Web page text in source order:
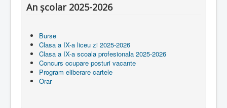
An școlar 2025-2026
Burse
Clasa a IX-a liceu zi 2025-2026
Clasa a IX-a scoala profesionala 2025-2026
Concurs ocupare posturi vacante
Program eliberare cartele
Orar